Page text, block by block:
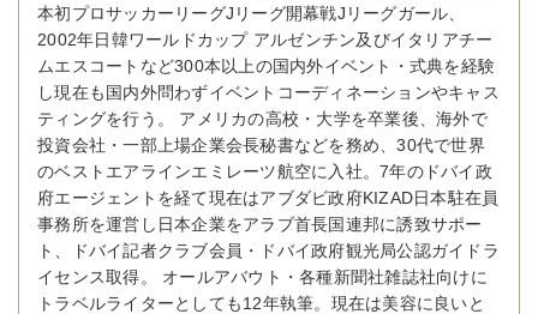
本初プロサッカーリーグJリーグ開幕戦Jリーグガール、
2002年日韓ワールドカップ アルゼンチン及びイタリアチー
ムエスコートなど300本以上の国内外イベント・式典を経験
し現在も国内外問わずイベントコーディネーションやキャス
ティングを行う。 アメリカの高校・大学を卒業後、海外で
投資会社・一部上場企業会長秘書などを務め、30代で世界
のベストエアラインエミレーツ航空に入社。7年のドバイ政
府エージェントを経て現在はアブダビ政府KIZAD日本駐在員
事務所を運営し日本企業をアラブ首長国連邦に誘致サポー
ト、ドバイ記者クラブ会員・ドバイ政府観光局公認ガイドラ
イセンス取得。 オールアバウト・各種新聞社雑誌社向けに
トラベルライターとしても12年執筆。現在は美容に良いと